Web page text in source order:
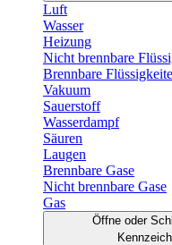
Luft
Wasser
Heizung
Nicht brennbare
Brennbare
Vakuum
Sauerstoff
Wasserdampf
Säuren
Laugen
Brennbare Gase
Nicht brennbare Gase
Gas
Öffne oder